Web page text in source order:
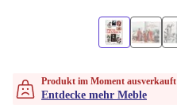
Produkt im Moment ausverkauft
Entdecke mehr Meble